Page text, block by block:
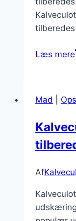
Læs mere
Mad
Af